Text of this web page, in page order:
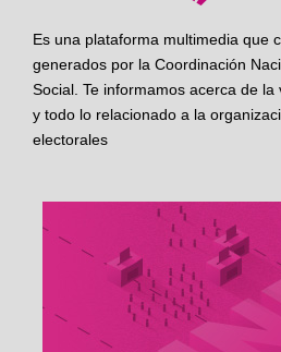
Es una plataforma multimedia que
generados por la Coordinación
Social. Te informamos acerca de
y todo lo relacionado a la
electorales